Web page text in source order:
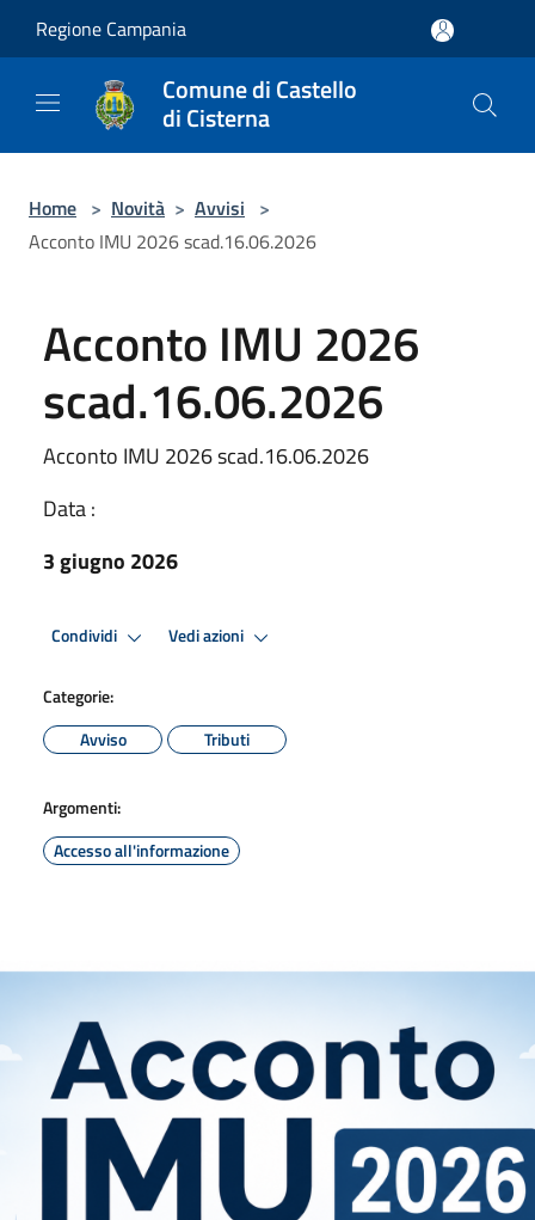
Regione Campania
Comune di Castello
di Cisterna
Home > Novità > Avvisi >
Acconto IMU 2026 scad.16.06.2026
Acconto IMU 2026
scad.16.06.2026
Acconto IMU 2026 scad.16.06.2026
Data :
3 giugno 2026
Condividi Vedi azioni
Categorie:
Avviso
Tributi
Argomenti:
Accesso all'informazione